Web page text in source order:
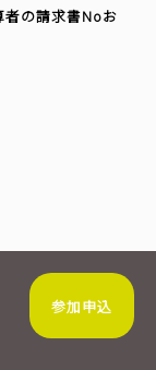
の請求書Noお
参加申込